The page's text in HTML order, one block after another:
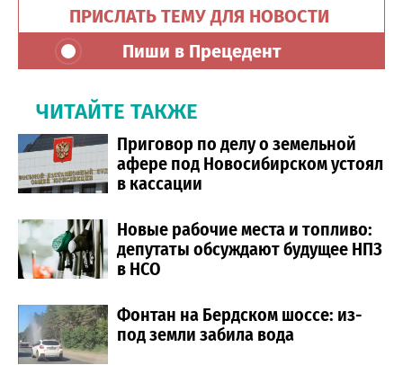
ПРИСЛАТЬ ТЕМУ ДЛЯ НОВОСТИ
Пиши в Прецедент
ЧИТАЙТЕ ТАКЖЕ
Приговор по делу о земельной
афере под Новосибирском устоял
в кассации
Новые рабочие места и топливо:
депутаты обсуждают будущее НПЗ
в НСО
Фонтан на Бердском шоссе: из-
под земли забила вода